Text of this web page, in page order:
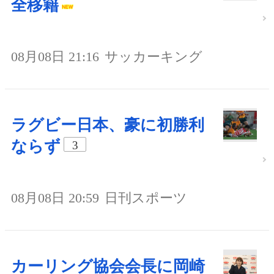
全移籍
08月08日 21:16 サッカーキング
ラグビー日本、豪に初勝利
ならず
3
08月08日 20:59 日刊スポーツ
カーリング協会会長に岡崎